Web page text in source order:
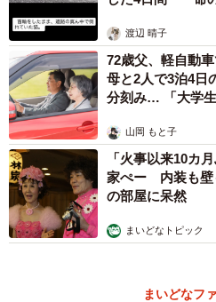
渡辺 晴子
72歳父、軽自動
母と2人で3泊4
分刻み… 「大学生
山岡 もと子
「火事以来10カ
家ぺー 内装も壁
の部屋に呆然
まいどなトピック
まいどなフ